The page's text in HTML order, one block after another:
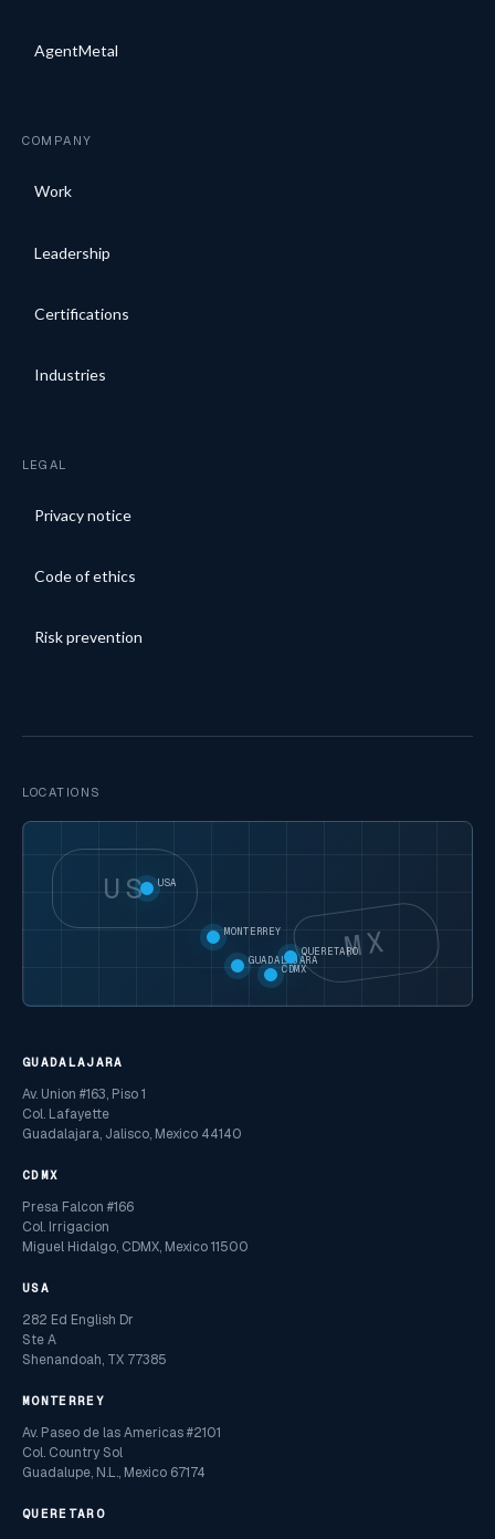
AgentMetal
COMPANY
Work
Leadership
Certifications
Industries
LEGAL
Privacy notice
Code of ethics
Risk prevention
LOCATIONS
US
MX
USA
MONTERREY
GUADALAJARA
CDMX
QUERETARO
GUADALAJARA
Av. Union #163, Piso 1
Col. Lafayette
Guadalajara, Jalisco, Mexico 44140
CDMX
Presa Falcon #166
Col. Irrigacion
Miguel Hidalgo, CDMX, Mexico 11500
USA
282 Ed English Dr
Ste A
Shenandoah, TX 77385
MONTERREY
Av. Paseo de las Americas #2101
Col. Country Sol
Guadalupe, N.L., Mexico 67174
QUERETARO